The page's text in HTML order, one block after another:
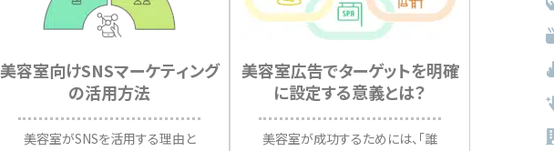
美容室向けSNSマーケティング
の活用方法
美容室がSNSを活用する理由と
美容室広告でターゲットを明確
に設定する意義とは？
美容室が成功するためには、「誰